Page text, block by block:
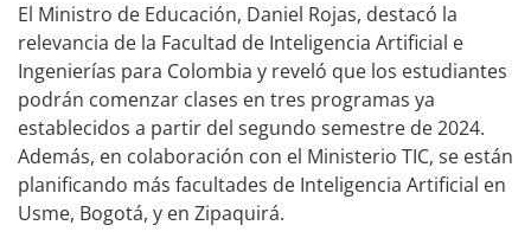
El Ministro de Educación, Daniel Rojas, destacó la
relevancia de la Facultad de Inteligencia Artificial e
Ingenierías para Colombia y reveló que los estudiantes
podrán comenzar clases en tres programas ya
establecidos a partir del segundo semestre de 2024.
Además, en colaboración con el Ministerio TIC, se están
planificando más facultades de Inteligencia Artificial en
Usme, Bogotá, y en Zipaquirá.